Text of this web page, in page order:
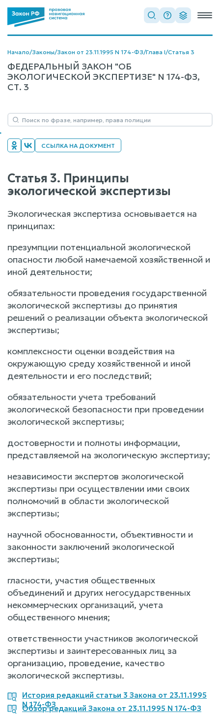
Начало/Законы/Закон от 23.11.1995 N 174-ФЗ/Глава I/Статья 3
ФЕДЕРАЛЬНЫЙ ЗАКОН "ОБ
ЭКОЛОГИЧЕСКОЙ ЭКСПЕРТИЗЕ" N 174-ФЗ,
СТ. 3
ССЫЛКА НА ДОКУМЕНТ
Статья 3. Принципы
экологической экспертизы
Экологическая экспертиза основывается на
принципах:
презумпции потенциальной экологической
опасности любой намечаемой хозяйственной и
иной деятельности;
обязательности проведения государственной
экологической экспертизы до принятия
решений о реализации объекта экологической
экспертизы;
комплексности оценки воздействия на
окружающую среду хозяйственной и иной
деятельности и его последствий;
обязательности учета требований
экологической безопасности при проведении
экологической экспертизы;
достоверности и полноты информации,
представляемой на экологическую экспертизу;
независимости экспертов экологической
экспертизы при осуществлении ими своих
полномочий в области экологической
экспертизы;
научной обоснованности, объективности и
законности заключений экологической
экспертизы;
гласности, участия общественных
объединений и других негосударственных
некоммерческих организаций, учета
общественного мнения;
ответственности участников экологической
экспертизы и заинтересованных лиц за
организацию, проведение, качество
экологической экспертизы.
История редакций статьи 3 Закона от 23.11.1995
N 174-ФЗ
Обзор редакций Закона от 23.11.1995 N 174-ФЗ